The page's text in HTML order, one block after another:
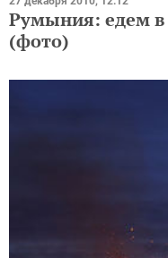
Румыния: едем в
(фото)